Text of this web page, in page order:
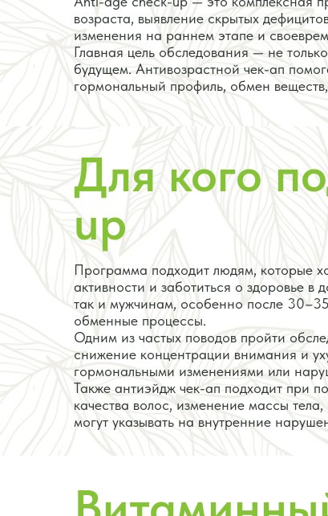
возраста, выявление скрытых
изменения на раннем этапе и
Главная цель обследования — не
будущем. Антивозрастной чек-ап
гормональный профиль, обмен
Для кого
up
Программа подходит людям, которые
активности и заботиться о здоровье
так и мужчинам, особенно после
обменные процессы.
Одним из частых поводов пройти
снижение концентрации внимания и
гормональными изменениями или
Также антиэйдж чек-ап подходит при
качества волос, изменение массы
могут указывать на внутренние